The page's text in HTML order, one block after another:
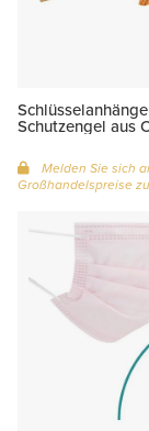
Schutzengel aus
Melden Sie sich
Großhandelspreise